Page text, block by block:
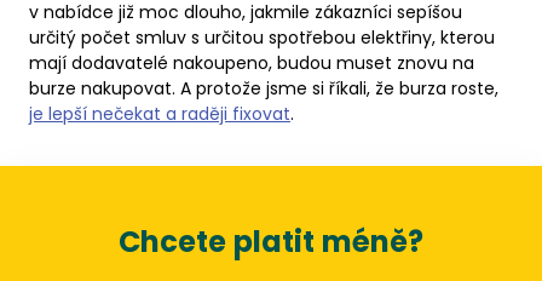
v nabídce již moc dlouho, jakmile zákazníci sepíšou
určitý počet smluv s určitou spotřebou elektřiny, kterou
mají dodavatelé nakoupeno, budou muset znovu na
burze nakupovat. A protože jsme si říkali, že burza roste,
je lepší nečekat a raději fixovat.
Chcete platit méně?